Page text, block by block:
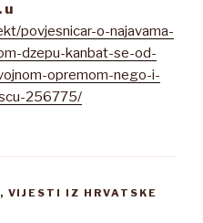
u
povjesnicar-o-najavama-
dzepu-kanbat-se-od-
opremom-nego-i-
256775/
, VIJESTI IZ HRVATSKE